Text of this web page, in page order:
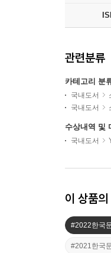
관련분류
카테고리 분
국내도서
국내도서
수상내역 및
국내도서
이 상품
#2022한국
#2021한국